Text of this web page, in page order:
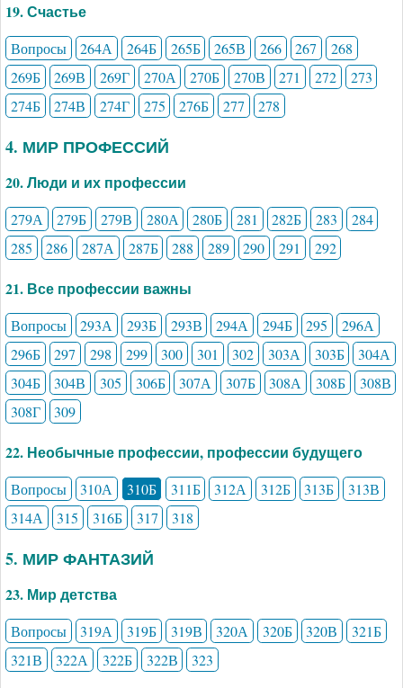
19. Счастье
Вопросы 264А 264Б 265Б 265В 266 267
268
269Б
269В 269Г 270А 270Б 270В 271 272
273
274Б
274В 274Г 275 276Б 277 278
4. МИР ПРОФЕССИЙ
20. Люди и их профессии
279А 279Б 279В 280А 280Б 281 282Б 283
284
285
286 287А 287Б 288 289 290 291 292
21. Все профессии важны
Вопросы 293А 293Б 293В 294А 294Б 295
296А
296Б
297 298 299 300 301 302 303А 303Б
304А
304Б
304В 305 306Б 307А 307Б 308А 308Б
308В
308Г
309
22. Необычные профессии, профессии будущего
Вопросы 310А 310Б 311Б 312А 312Б 313Б
313В
314А
315 316Б 317 318
5. МИР ФАНТАЗИЙ
23. Мир детства
Вопросы 319А 319Б 319В 320А 320Б 320В
321Б
321В
322А 322Б 322В 323